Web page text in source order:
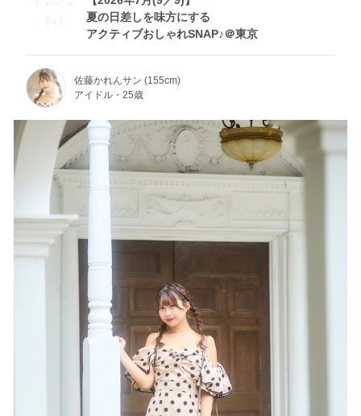
Fri
夏の日差しを味方にする
アクティブおしゃれSNAP♪＠東京
佐藤かれんサン (155cm)
アイドル・25歳